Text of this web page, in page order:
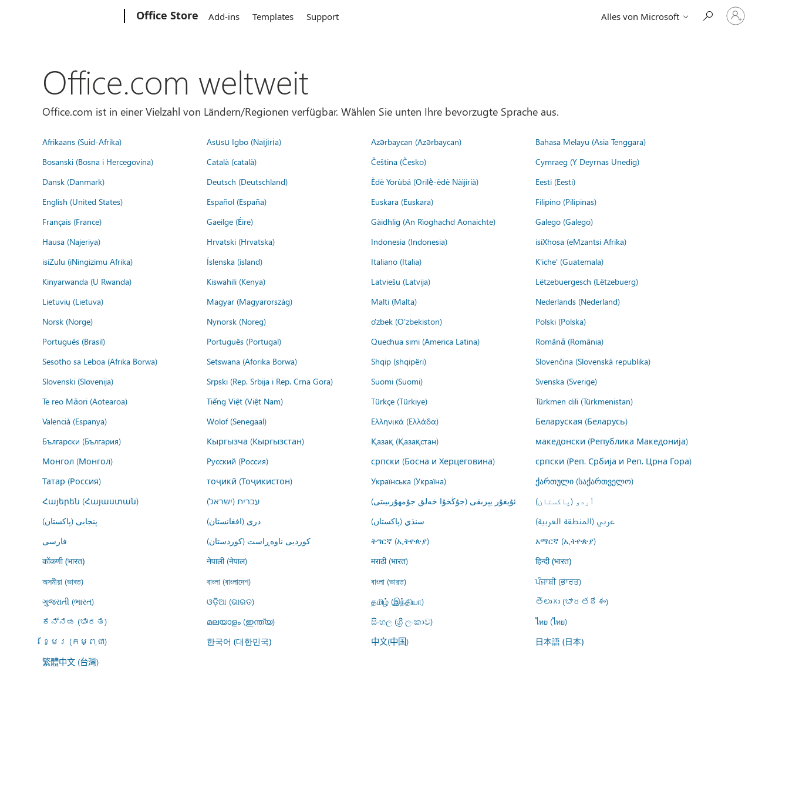
Office Store Add-ins Templates Support Alles von Microsoft
Bei
Ihrem
Konto
Office.com weltweit
Office.com ist in einer Vielzahl von Ländern/Regionen verfügbar. Wählen Sie unten Ihre bevorzugte Sprache aus.
Afrikaans (Suid-Afrika) Asụsụ Igbo (Naịjịrịa) Azərbaycan (Azərbaycan)
Bahasa Melayu (Asia Tenggara)
Bosanski (Bosna i Hercegovina)
Català (català) Čeština (Česko)
Cymraeg (Y Deyrnas Unedig)
Dansk (Danmark)
Deutsch (Deutschland) Èdè Yorùbá (Orilẹ̀-èdè Nàìjíríà)
Eesti (Eesti)
English (United States)
Español (España) Euskara (Euskara)
Filipino (Pilipinas)
Français (France)
Gaeilge (Éire) Gàidhlig (An Rìoghachd Aonaichte)
Galego (Galego)
Hausa (Najeriya)
Hrvatski (Hrvatska) Indonesia (Indonesia)
isiXhosa (eMzantsi Afrika)
isiZulu (iNingizimu Afrika)
Íslenska (ísland) Italiano (Italia)
K'iche' (Guatemala)
Kinyarwanda (U Rwanda)
Kiswahili (Kenya) Latviešu (Latvija)
Lëtzebuergesch (Lëtzebuerg)
Lietuvių (Lietuva)
Magyar (Magyarország) Malti (Malta)
Nederlands (Nederland)
Norsk (Norge)
Nynorsk (Noreg) o'zbek (O'zbekiston)
Polski (Polska)
Português (Brasil)
Português (Portugal) Quechua simi (America Latina)
Română (România)
Sesotho sa Leboa (Afrika Borwa)
Setswana (Aforika Borwa) Shqip (shqipëri)
Slovenčina (Slovenská republika)
Slovenski (Slovenija)
Srpski (Rep. Srbija i Rep. Crna Gora) Suomi (Suomi)
Svenska (Sverige)
Te reo Māori (Aotearoa)
Tiếng Việt (Việt Nam) Türkçe (Türkiye)
Türkmen dili (Türkmenistan)
Valencià (Espanya)
Wolof (Senegaal) Ελληνικά (Ελλάδα)
Беларуская (Беларусь)
Български (България)
Кыргызча (Кыргызстан) Қазақ (Қазақстан)
македонски (Република Македонија)
Монгол (Монгол)
Русский (Россия) српски (Босна и Херцеговина)
српски (Реп. Србија и Реп. Црна Гора)
Татар (Россия)
тоҷикӣ (Тоҷикистон) Українська (Україна)
ქართული (საქართველო)
Հայերեն (Հայաստան)
עברית (ישראל) ئۇيغۇر يېزىقى (جۇڭخۇا خەلق جۇمھۇرىيىتى)
اُردو (پاکستان)
پنجابی (پاکستان)
درى (افغانستان) سنڌي (پاکستان)
عربي (المنطقة العربية)
فارسى
کوردیی ناوەڕاست (کوردستان) ትግርኛ (ኢትዮጵያ) አማርኛ (ኢትዮጵያ)
कोंकणी (भारत) नेपाली (नेपाल) मराठी (भारत) हिन्दी (भारत)
অসমীয়া (ভাৰত) বাংলা (বাংলাদেশ) বাংলা (ভারত)
ਪੰਜਾਬੀ (ਭਾਰਤ)
ગુજરાતી (ભારત)
ଓଡ଼ିଆ (ଭାରତ) தமிழ் (இந்தியா)
తెలుగు (భారతదేశం)
ಕನ್ನಡ (ಭಾರತ)
മലയാളം (ഇന്ത്യ) සිංහල (ශ්‍රී ලංකාව)
ไทย (ไทย)
ខ្មែរ (កម្ពុជា)
한국어 (대한민국) 中文(中国) 日本語 (日本)
繁體中文 (台灣)